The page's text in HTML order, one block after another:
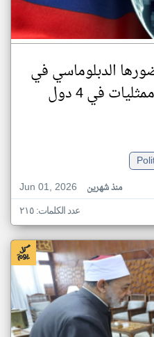
الدبلوماسي في
إفريقيا بافتتاح ممثليات في 4 دول
Jun 01, 2026
منذ شهرين
عدد الكلمات: ٢١٥